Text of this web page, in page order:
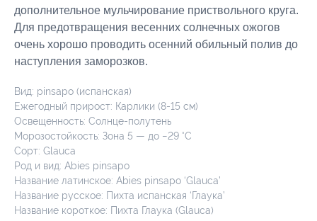
дополнительное мульчирование приствольного круга.
Для предотвращения весенних солнечных ожогов
очень хорошо проводить осенний обильный полив до
наступления заморозков.
Вид: pinsapo (испанская)
Ежегодный прирост: Карлики (8-15 см)
Освещенность: Солнце-полутень
Морозостойкость: Зона 5 — до −29 °C
Сорт: Glauca
Род и вид: Abies pinsapo
Название латинское: Abies pinsapo ‘Glauca’
Название русское: Пихта испанская ‘Глаука’
Название короткое: Пихта Глаука (Glauca)